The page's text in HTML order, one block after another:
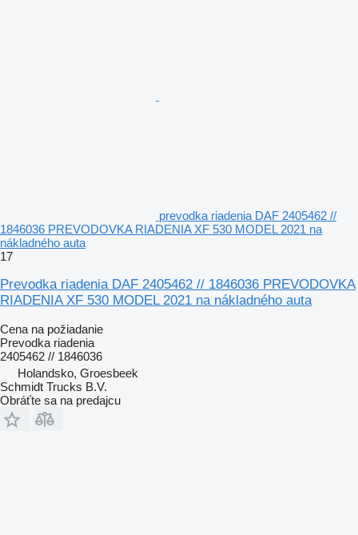
prevodka riadenia DAF 2405462 //
1846036 PREVODOVKA RIADENIA XF 530 MODEL 2021 na
nákladného auta
17
Prevodka riadenia DAF 2405462 // 1846036 PREVODOVKA
RIADENIA XF 530 MODEL 2021 na nákladného auta
Cena na požiadanie
Prevodka riadenia
2405462 // 1846036
Holandsko, Groesbeek
Schmidt Trucks B.V.
Obráťte sa na predajcu